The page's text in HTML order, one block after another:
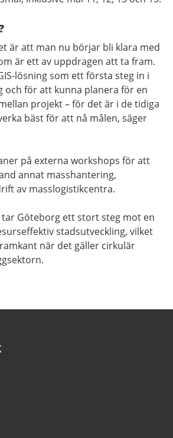
är att man nu börjar bli klara med
är ett av uppdragen att ta fram.
lösning som ett första steg in i
och för att kunna planera för en
projekt – för det är i de tidiga
bäst för att nå målen, säger
på externa workshops för att
annat masshantering,
av masslogistikcentra.
Göteborg ett stort steg mot en
stadsutveckling, vilket
när det gäller cirkulär